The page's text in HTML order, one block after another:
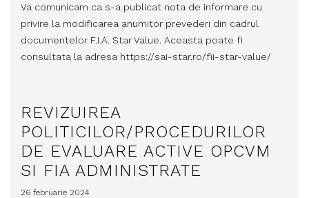
Va comunicam ca s-a publicat nota de informare cu
privire la modificarea anumitor prevederi din cadrul
documentelor F.I.A. Star Value. Aceasta poate fi
consultata la adresa https://sai-star.ro/fii-star-value/
REVIZUIREA
POLITICILOR/PROCEDURILOR
DE EVALUARE ACTIVE OPCVM
SI FIA ADMINISTRATE
26 februarie 2024